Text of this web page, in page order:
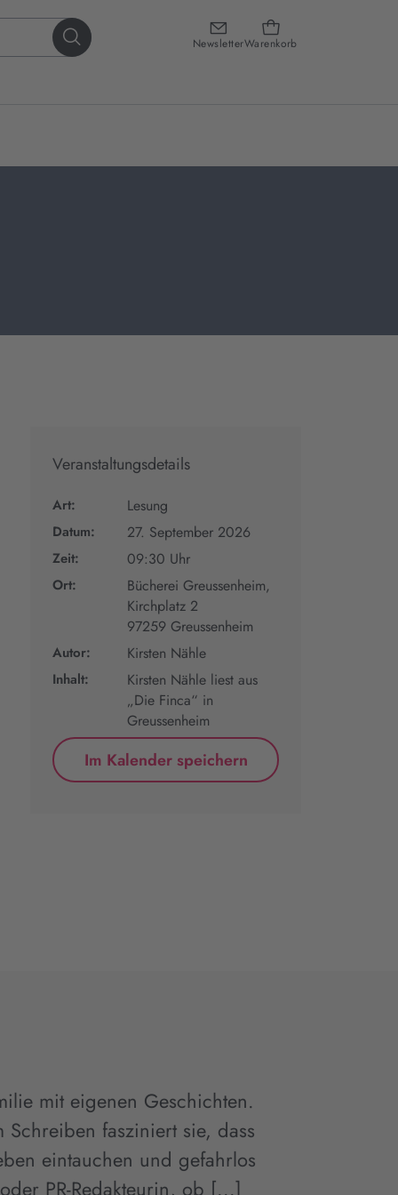
NewsletterWarenkorb
Veranstaltungsdetails
Art: Lesung
Datum: 27. September 2026
Zeit: 09:30 Uhr
Ort:
Bücherei Greussenheim,
Kirchplatz 2
97259 Greussenheim
Autor: Kirsten Nähle
Inhalt:
Kirsten Nähle liest aus
„Die Finca“ in
Greussenheim
Im Kalender speichern
mit eigenen Geschichten.
fasziniert sie, dass
eintauchen und gefahrlos
PR-Redakteurin, ob [...]